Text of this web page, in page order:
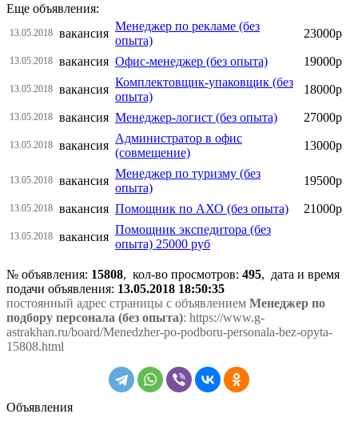
Еще объявления:
13.05.2018 вакансия
Менеджер по рекламе (без
опыта)
23000р
13.05.2018 вакансия Офис-менеджер (без опыта) 19000р
13.05.2018 вакансия
Комплектовщик-упаковщик (без
опыта)
18000р
13.05.2018 вакансия Менеджер-логист (без опыта) 27000р
13.05.2018 вакансия
Администратор в офис
(совмещение)
13000р
13.05.2018 вакансия
Менеджер по туризму (без
опыта)
19500р
13.05.2018 вакансия Помощник по АХО (без опыта) 21000р
13.05.2018 вакансия
Помощник экспедитора (без
опыта) 25000 руб
№ объявления: 15808, кол-во просмотров: 495, дата и время
подачи объявления: 13.05.2018 18:50:35
постоянный адрес страницы с объявлением Менеджер по
подбору персонала (без опыта): https://www.g-
astrakhan.ru/board/Menedzher-po-podboru-personala-bez-opyta-
15808.html
Объявления